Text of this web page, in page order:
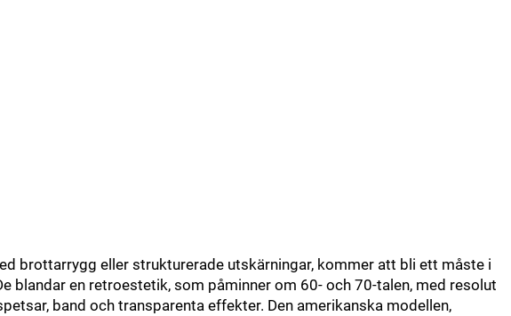
brottarrygg eller strukturerade utskärningar, kommer att bli ett måste i
blandar en retroestetik, som påminner om 60- och 70-talen, med resolut
band och transparenta effekter. Den amerikanska modellen,